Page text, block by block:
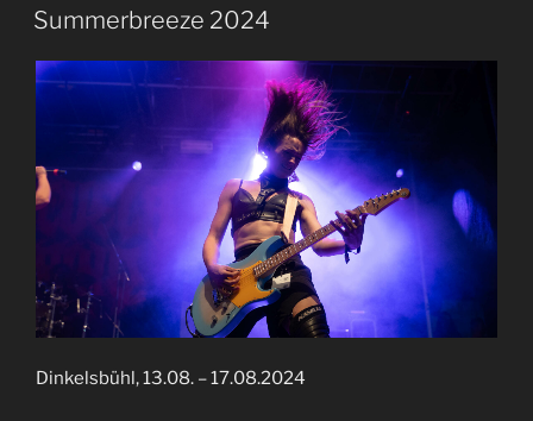
ON
Summerbreeze 2024
Dinkelsbühl, 13.08. – 17.08.2024